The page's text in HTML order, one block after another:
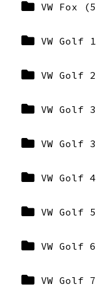
VW Fox
VW Golf
VW Golf
VW Golf
VW Golf
VW Golf
VW Golf
VW Golf
VW Golf